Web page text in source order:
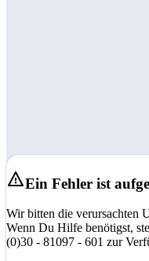
Ein Fehler ist
Wir bitten die verursachten
Wenn Du Hilfe benötigst,
(0)30 - 81097 - 601 zur